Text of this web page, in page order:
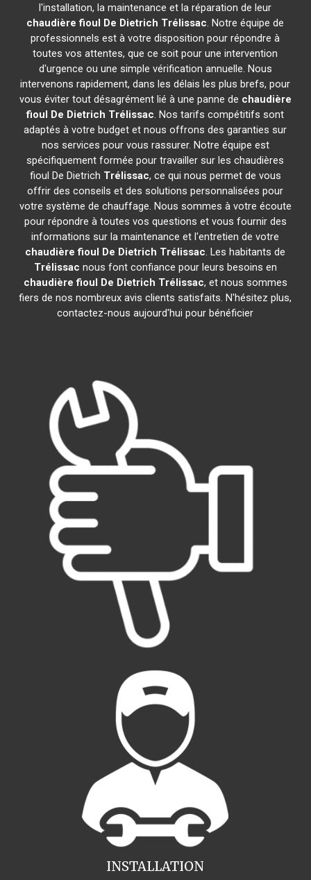
l'installation, la maintenance et la réparation de leur
chaudière fioul De Dietrich Trélissac. Notre équipe de
professionnels est à votre disposition pour répondre à
toutes vos attentes, que ce soit pour une intervention
d'urgence ou une simple vérification annuelle. Nous
intervenons rapidement, dans les délais les plus brefs, pour
vous éviter tout désagrément lié à une panne de chaudière
fioul De Dietrich Trélissac. Nos tarifs compétitifs sont
adaptés à votre budget et nous offrons des garanties sur
nos services pour vous rassurer. Notre équipe est
spécifiquement formée pour travailler sur les chaudières
fioul De Dietrich Trélissac, ce qui nous permet de vous
offrir des conseils et des solutions personnalisées pour
votre système de chauffage. Nous sommes à votre écoute
pour répondre à toutes vos questions et vous fournir des
informations sur la maintenance et l'entretien de votre
chaudière fioul De Dietrich Trélissac. Les habitants de
Trélissac nous font confiance pour leurs besoins en
chaudière fioul De Dietrich Trélissac, et nous sommes
fiers de nos nombreux avis clients satisfaits. N'hésitez plus,
contactez-nous aujourd'hui pour bénéficier
INSTALLATION